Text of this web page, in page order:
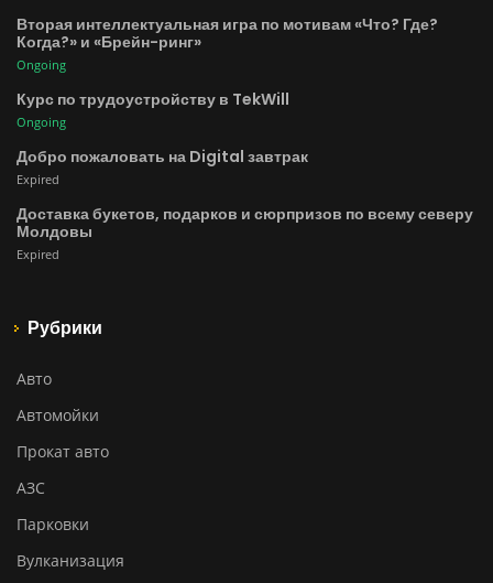
Вторая интеллектуальная игра по мотивам «Что? Где?
Когда?» и «Брейн-ринг»
Ongoing
Курс по трудоустройству в TekWill
Ongoing
Добро пожаловать на Digital завтрак
Expired
Доставка букетов, подарков и сюрпризов по всему северу
Молдовы
Expired
Рубрики
Авто
Автомойки
Прокат авто
АЗС
Парковки
Вулканизация